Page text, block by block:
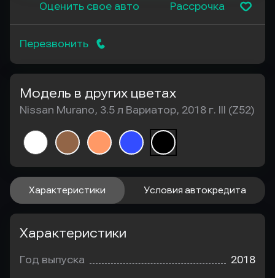
Оценить свое авто Рассрочка
Перезвонить
Модель в других цветах
Nissan Murano, 3.5 л Вариатор, 2018 г. III (Z52)
Характеристики Условия автокредита
Характеристики
Год выпуска 2018